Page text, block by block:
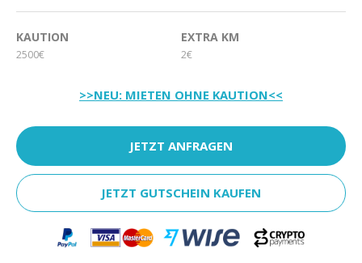
KAUTION
2500€
EXTRA KM
2€
>>NEU: MIETEN OHNE KAUTION<<
JETZT ANFRAGEN
JETZT GUTSCHEIN KAUFEN